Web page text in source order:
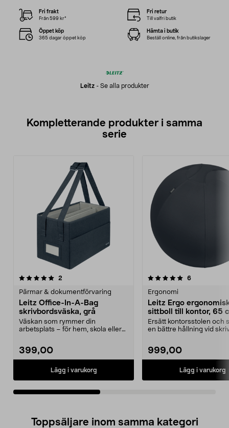
Leitz- Se alla produkter
Fri frakt
Från 599 kr*
Fri retur
Till valfri butik
Öppet köp
365 dagar öppet köp
Hämta i butik
Beställ online, från butikslager
Kompletterande produkter i samma
serie
2
Pärmar & dokumentförvaring
Leitz Office-In-A-Bag
skrivbordsväska, grå
Väskan som rymmer din
arbetsplats – för hem, skola eller
399,00
Lägg i varukorg
5.0av 5 stjärnor 6recensioner
Ergonomi
Leitz Ergo
sittboll till kontor, 65
Ersätt kontorsstolen och
en bättre hållning vid
999,00
Lägg i varukorg
4.0av 5 stjärnor
Toppsäljare inom samma kategori